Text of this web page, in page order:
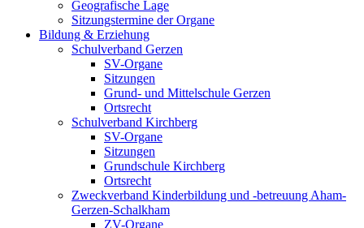
Geografische Lage
Sitzungstermine der Organe
Bildung & Erziehung
Schulverband Gerzen
SV-Organe
Sitzungen
Grund- und Mittelschule Gerzen
Ortsrecht
Schulverband Kirchberg
SV-Organe
Sitzungen
Grundschule Kirchberg
Ortsrecht
Zweckverband Kinderbildung und -betreuung Aham-
Gerzen-Schalkham
ZV-Organe